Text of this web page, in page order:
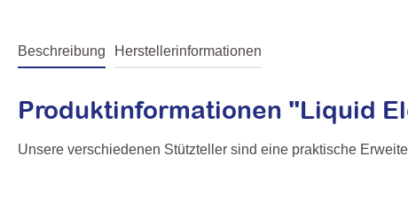
Beschreibung Herstellerinformationen
Produktinformationen "Liquid
Unsere verschiedenen Stützteller sind eine praktische